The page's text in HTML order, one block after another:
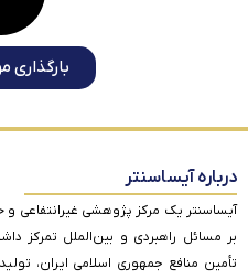
بارگذاری
درباره آیساسنتر
آیساسنتر یک مرکز پژوهشی غیرانتفاعی
بر مسائل راهبردی و بین‌الملل تمرکز
تأمین منافع جمهوری اسلامی ایران،